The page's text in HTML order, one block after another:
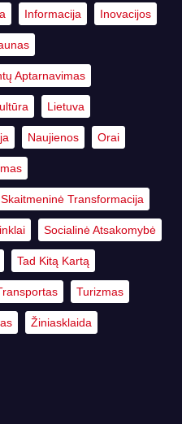
Informacija Inovacijos
Aptarnavimas
Lietuva
Naujienos Orai
Skaitmeninė Transformacija
Socialinė Atsakomybė
Tad Kitą Kartą
Turizmas
Žiniasklaida